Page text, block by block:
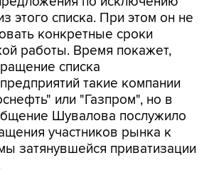
этого списка. При этом он не
конкретные сроки
работы. Время покажет,
списка
такие компании
или "Газпром", но в
Шувалова послужило
участников рынка к
затянувшейся приватизации